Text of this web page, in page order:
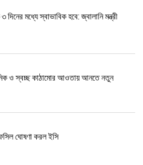
মধ্যে স্বাভাবিক হবে: জ্বালানি মন্ত্রী
ও স্বচ্ছ কাঠামোর আওতায় আনতে নতুন
ঘোষণা করল ইসি